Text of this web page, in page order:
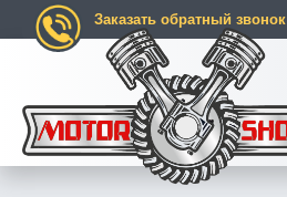
Заказать обратный звонок